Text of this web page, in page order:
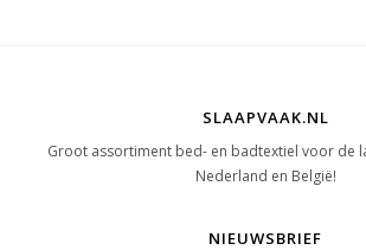
SLAAPVAAK.NL
Groot assortiment bed- en badtextiel voor de
Nederland en België!
NIEUWSBRIEF